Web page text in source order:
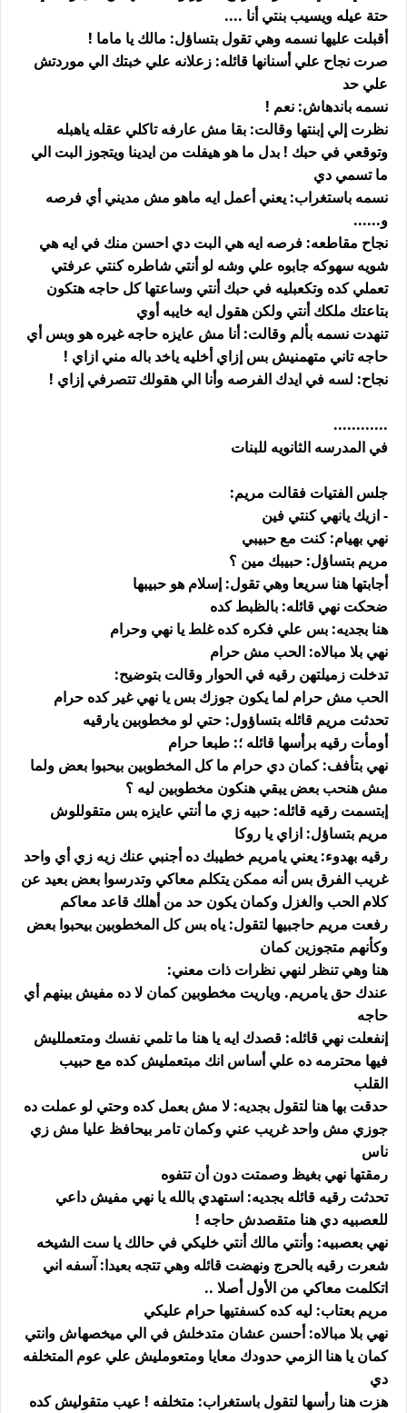
حتة عيله ويسيب بنتي أنا ....
أقبلت عليها نسمه وهي تقول بتساؤل: مالك يا ماما !
صرت نجاح علي أسنانها قائله: زعلانه علي خبتك الي موردتش
علي حد
نسمه باندهاش: نعم !
نظرت إلي إبنتها وقالت: بقا مش عارفه تاكلي عقله ياهبله
وتوقعي في حبك ! بدل ما هو هيفلت من ايدينا ويتجوز البت الي
ما تسمي دي
نسمه باستغراب: يعني أعمل ايه ماهو مش مديني أي فرصه
و......
نجاح مقاطعه: فرصه ايه هي البت دي احسن منك في ايه هي
شويه سهوكه جابوه علي وشه لو أنتي شاطره كنتي عرفتي
تعملي كده وتكعبليه في حبك أنتي وساعتها كل حاجه هتكون
بتاعتك ملكك أنتي ولكن هقول ايه خايبه أوي
تنهدت نسمه بألم وقالت: أنا مش عايزه حاجه غيره هو وبس أي
حاجه تاني متهمنيش بس إزاي أخليه ياخد باله مني ازاي !
نجاح: لسه في ايدك الفرصه وأنا الي هقولك تتصرفي إزاي !
............
في المدرسه الثانويه للبنات
جلس الفتيات فقالت مريم:
- ازيك يانهي كنتي فين
نهي بهيام: كنت مع حبيبي
مريم بتساؤل: حبيبك مين ؟
أجابتها هنا سريعا وهي تقول: إسلام هو حبيبها
ضحكت نهي قائله: بالظبط كده
هنا بجديه: بس علي فكره كده غلط يا نهي وحرام
نهي بلا مبالاه: الحب مش حرام
تدخلت زميلتهن رقيه في الحوار وقالت بتوضيح:
الحب مش حرام لما يكون جوزك بس يا نهي غير كده حرام
تحدثت مريم قائله بتساؤول: حتي لو مخطوبين يارقيه
أومأت رقيه برأسها قائله ؛: طبعا حرام
نهي بتأفف: كمان دي حرام ما كل المخطوبين بيحبوا بعض ولما
مش هنحب بعض يبقي هنكون مخطوبين ليه ؟
إبتسمت رقيه قائله: حبيه زي ما أنتي عايزه بس متقوللوش
مريم بتساؤل: ازاي يا روكا
رقيه بهدوء: يعني يامريم خطيبك ده أجنبي عنك زيه زي أي واحد
غريب الفرق بس أنه ممكن يتكلم معاكي وتدرسوا بعض بعيد عن
كلام الحب والغزل وكمان يكون حد من أهلك قاعد معاكم
رفعت مريم حاجبيها لتقول: ياه بس كل المخطوبين بيحبوا بعض
وكأنهم متجوزين كمان
هنا وهي تنظر لنهي نظرات ذات معني:
عندك حق يامريم. وياريت مخطوبين كمان لا ده مفيش بينهم أي
حاجه
إنفعلت نهي قائله: قصدك ايه يا هنا ما تلمي نفسك ومتعملليش
فيها محترمه ده علي أساس انك مبتعمليش كده مع حبيب
القلب
حدقت بها هنا لتقول بجديه: لا مش بعمل كده وحتي لو عملت ده
جوزي مش واحد غريب عني وكمان تامر بيحافظ عليا مش زي
ناس
رمقتها نهي بغيظ وصمتت دون أن تتفوه
تحدثت رقيه قائله بجديه: استهدي بالله يا نهي مفيش داعي
للعصبيه دي هنا متقصدش حاجه !
نهي بعصبيه: وأنتي مالك أنتي خليكي في حالك يا ست الشيخه
شعرت رقيه بالحرج ونهضت قائله وهي تتجه بعيدا: آسفه اني
اتكلمت معاكي من الأول أصلا ..
مريم بعتاب: ليه كده كسفتيها حرام عليكي
نهي بلا مبالاه: أحسن عشان متدخلش في الي ميخصهاش وانتي
كمان يا هنا الزمي حدودك معايا ومتعومليش علي عوم المتخلفه
دي
هزت هنا رأسها لتقول باستغراب: متخلفه ! عيب متقوليش كده